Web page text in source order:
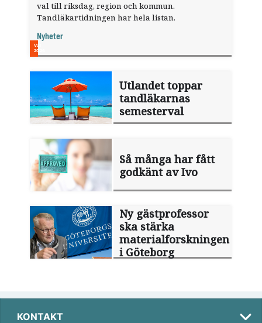
val till riksdag, region och kommun.
Tandläkartidningen har hela listan.
Nyheter
Utlandet toppar
tandläkarnas
semesterval
Så många har fått
godkänt av Ivo
Ny gästprofessor
ska stärka
materialforskningen
i Göteborg
KONTAKT